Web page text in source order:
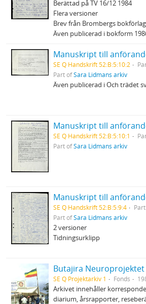
Berättad på TV 16/12 1984
Flera versioner
Brev från Brombergs
Även publicerad i bokform
SE Q Handskrift 52:B:5:10:2
Part ofSara Lidmans arkiv
Även publicerad i Och trädet
SE Q Handskrift 52:B:5:10:1
Part ofSara Lidmans arkiv
Manuskript till
SE Q Handskrift 52:B:5:9:4 Part
Part ofSara Lidmans arkiv
2 versioner
Tidningsurklipp
Butajira Neuroprojektet
SE Q Projektarkiv 1 Fonds
Arkivet innehåller
diarium, årsrapporter,